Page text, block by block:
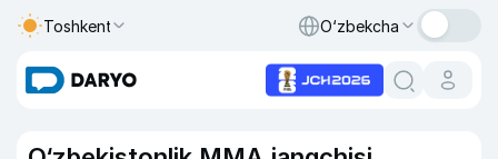
Toshkent O‘zbekcha